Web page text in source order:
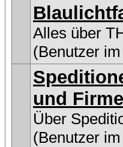
Alles über
(Benutzer
und
Über
(Benutzer